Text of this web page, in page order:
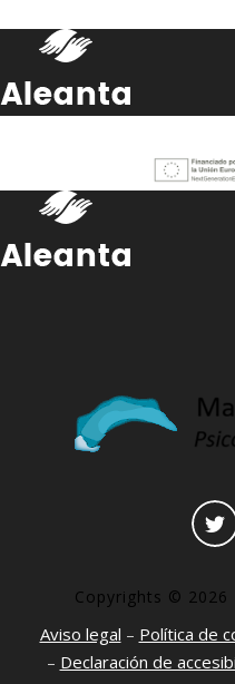
Copyrights © 2026
Aviso legal – Política de
– Declaración de